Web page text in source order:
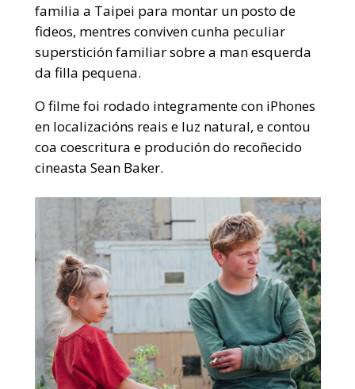
familia a Taipei para montar un posto de
fideos, mentres conviven cunha peculiar
superstición familiar sobre a man esquerda
da filla pequena.
O filme foi rodado integramente con iPhones
en localizacións reais e luz natural, e contou
coa coescritura e produción do recoñecido
cineasta Sean Baker.